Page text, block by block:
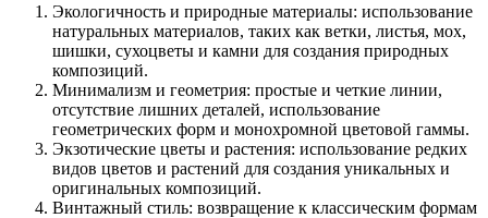
Экологичность и природные материалы: использование
натуральных материалов, таких как ветки, листья, мох,
шишки, сухоцветы и камни для создания природных
композиций.
Минимализм и геометрия: простые и четкие линии,
отсутствие лишних деталей, использование
геометрических форм и монохромной цветовой гаммы.
Экзотические цветы и растения: использование редких
видов цветов и растений для создания уникальных и
оригинальных композиций.
Винтажный стиль: возвращение к классическим формам